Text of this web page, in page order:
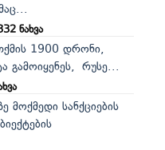
ნახვა
1900 დრონი,
გამოიყენეს, რუსე...
სანქციების